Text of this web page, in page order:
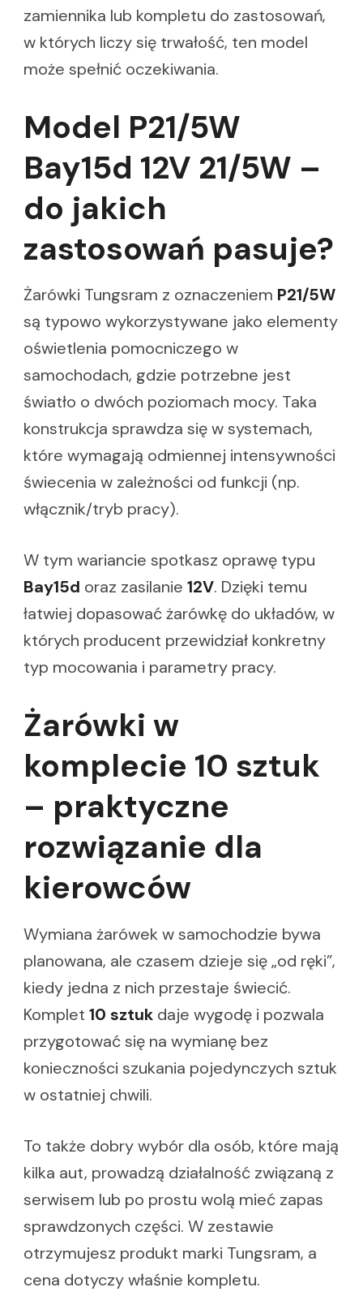
zamiennika lub kompletu do zastosowań,
w których liczy się trwałość, ten model
może spełnić oczekiwania.
Model P21/5W
Bay15d 12V 21/5W –
do jakich
zastosowań pasuje?
Żarówki Tungsram z oznaczeniem P21/5W
są typowo wykorzystywane jako elementy
oświetlenia pomocniczego w
samochodach, gdzie potrzebne jest
światło o dwóch poziomach mocy. Taka
konstrukcja sprawdza się w systemach,
które wymagają odmiennej intensywności
świecenia w zależności od funkcji (np.
włącznik/tryb pracy).
W tym wariancie spotkasz oprawę typu
Bay15d oraz zasilanie 12V. Dzięki temu
łatwiej dopasować żarówkę do układów, w
których producent przewidział konkretny
typ mocowania i parametry pracy.
Żarówki w
komplecie 10 sztuk
– praktyczne
rozwiązanie dla
kierowców
Wymiana żarówek w samochodzie bywa
planowana, ale czasem dzieje się „od ręki”,
kiedy jedna z nich przestaje świecić.
Komplet 10 sztuk daje wygodę i pozwala
przygotować się na wymianę bez
konieczności szukania pojedynczych sztuk
w ostatniej chwili.
To także dobry wybór dla osób, które mają
kilka aut, prowadzą działalność związaną z
serwisem lub po prostu wolą mieć zapas
sprawdzonych części. W zestawie
otrzymujesz produkt marki Tungsram, a
cena dotyczy właśnie kompletu.